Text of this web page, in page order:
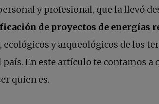
y profesional, que la llevó
de proyectos de energías
y arqueológicos de los
En este artículo te contamos a
quien es.